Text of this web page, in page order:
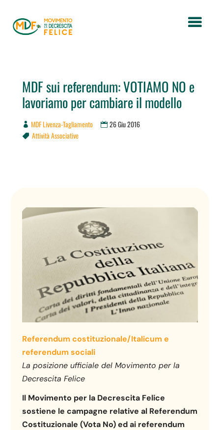
MDF sui referendum: VOTIAMO NO e
lavoriamo per cambiare il modello
MDF Livenza-Tagliamento 26 Giu 2016
 Attività Associative
Referendum costituzionale/Italicum e
referendum sociali
La posizione ufficiale del Movimento per la
Decrescita Felice
Il Movimento per la Decrescita Felice
sostiene le campagne relative al Referendum
Costituzionale (Vota No) ed ai referendum